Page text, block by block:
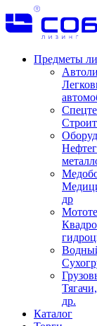
Предметы
др
др.
Каталог